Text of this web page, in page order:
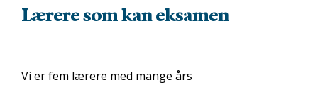
Lærere som kan eksamen
Vi er fem lærere med mange års